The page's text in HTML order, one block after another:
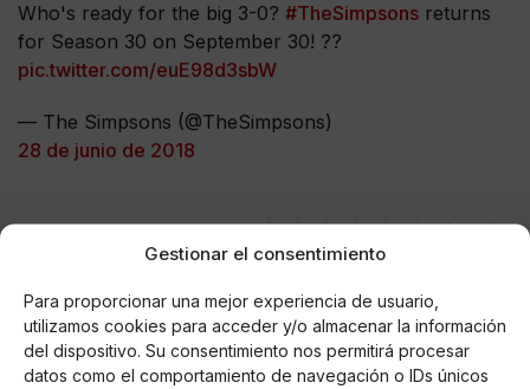
Gestionar el consentimiento
Para proporcionar una mejor experiencia de usuario,
utilizamos cookies para acceder y/o almacenar la información
del dispositivo. Su consentimiento nos permitirá procesar
datos como el comportamiento de navegación o IDs únicos
Who's ready for the big 3-0? #TheSimpsons returns
for Season 30 on September 30! ??
pic.twitter.com/euE98d3sbW
— The Simpsons (@TheSimpsons)
28 de junio de 2018
AUTOR
Periodista y directora de comunicación.